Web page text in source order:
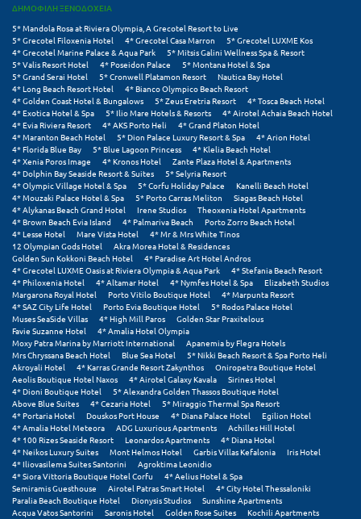
Πάτρα
Παύλιανη
Πειραιάς
Πελοπόννησος
Πήλιο
Πιερία
Πλαταμώνας
Πλύτρα Λακωνίας
Πόρος
Πόρτο Χέλι
Πρέβεζα
Πύλος
Πύργος
Ρ
Ρέθυμνο
Ρίο
ΔΗΜΟΦΙΛΗ ΞΕΝΟΔΟΧΕΙΑ
5* Mandola Rosa at Riviera Olympia, A Grecotel Resort to Live
5* Grecotel Filoxenia Hotel
4* Grecotel Casa Marron
5* Grecotel LUXME Kos
4* Grecotel Marine Palace & Aqua Park
5* Mitsis Galini Wellness Spa & Resort
5* Valis Resort Hotel
4* Poseidon Palace
5* Montana Hotel & Spa
5* Grand Serai Hotel
5* Cronwell Platamon Resort
Nautica Bay Hotel
4* Long Beach Resort Hotel
4* Bianco Olympico Beach Resort
4* Golden Coast Hotel & Bungalows
5* Zeus Eretria Resort
4* Tosca Beach Hotel
4* Exotica Hotel & Spa
5* Ilio Mare Hotels & Resorts
4* Airotel Achaia Beach Hotel
4* Evia Riviera Resort
4* AKS Porto Heli
4* Grand Platon Hotel
4* Maranton Beach Hotel
5* Dion Palace Luxury Resort & Spa
4* Arion Hotel
4* Florida Blue Bay
5* Blue Lagoon Princess
4* Klelia Beach Hotel
4* Xenia Poros Image
4* Kronos Hotel
Zante Plaza Hotel & Apartments
4* Dolphin Bay Seaside Resort & Suites
5* Selyria Resort
4* Olympic Village Hotel & Spa
5* Corfu Holiday Palace
Kanelli Beach Hotel
4* Mouzaki Palace Hotel & Spa
5* Porto Carras Meliton
Siagas Beach Hotel
4* Alykanas Beach Grand Hotel
Irene Studios
Theoxenia Hotel Apartments
4* Brown Beach Evia Island
4* Palmariva Beach
Porto Zorro Beach Hotel
4* Lesse Hotel
Mare Vista Hotel
4* Mr & Mrs White Tinos
12 Olympian Gods Hotel
Akra Morea Hotel & Residences
Golden Sun Kokkoni Beach Hotel
4* Paradise Art Hotel Andros
4* Grecotel LUXME Oasis at Riviera Olympia & Aqua Park
4* Stefania Beach Resort
4* Philoxenia Hotel
4* Altamar Hotel 4* Nymfes Hotel & Spa
Elizabeth Studios
Margarona Royal Hotel
Porto Vitilo Boutique Hotel
4* Marpunta Resort
4* SAZ City Life Hotel
Porto Evia Boutique Hotel
5* Rodos Palace Hotel
Muses SeaSide Villas
4* High Mill Paros
Golden Star Praxitelous
Favie Suzanne Hotel
4* Amalia Hotel Olympia
Moxy Patra Marina by Marriott International
Apanemia by Flegra Hotels
Mrs Chryssana Beach Hotel
Blue Sea Hotel
5* Nikki Beach Resort & Spa Porto Heli
Akroyali Hotel
4* Karras Grande Resort Zakynthos
Oniropetra Boutique Hotel
Aeolis Boutique Hotel Naxos
4* Airotel Galaxy Kavala
Sirines Hotel
4* Dioni Boutique Hotel
5* Alexandra Golden Thassos Boutique Hotel
Above Blue Suites
4* Cezaria Hotel
5* Miraggio Thermal Spa Resort
4* Portaria Hotel
Douskos Port House 4* Diana Palace Hotel
Egilion Hotel
4* Amalia Hotel Meteora
ADG Luxurious Apartments
Achilles Hill Hotel
4* 100 Rizes Seaside Resort
Leonardos Apartments
4* Diana Hotel
4* Neikos Luxury Suites
Mont Helmos Hotel Garbis Villas Kefalonia
Iris Hotel
4* Iliovasilema Suites Santorini
Agroktima Leonidio
4* Siora Vittoria Boutique Hotel Corfu
4* Aelius Hotel & Spa
Semiramis Guesthouse
Airotel Patras Smart Hotel
4* City Hotel Thessaloniki
Paralia Beach Boutique Hotel
Dionysis Studios
Sunshine Apartments
Acqua Vatos Santorini
Saronis Hotel Golden Rose Suites
Kochili Apartments